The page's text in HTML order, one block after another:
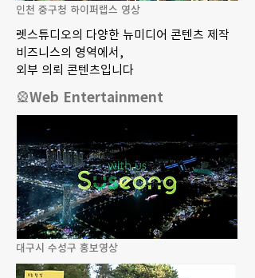
인천 중구청 하이퍼랩스 영상
렛스튜디오의 다양한 뉴미디어 콘텐츠 제작
비즈니스의 영역에서,
​외부 의뢰 콘텐츠입니다
🎡Web Entertainment
​대구시 수성구 홍보영상